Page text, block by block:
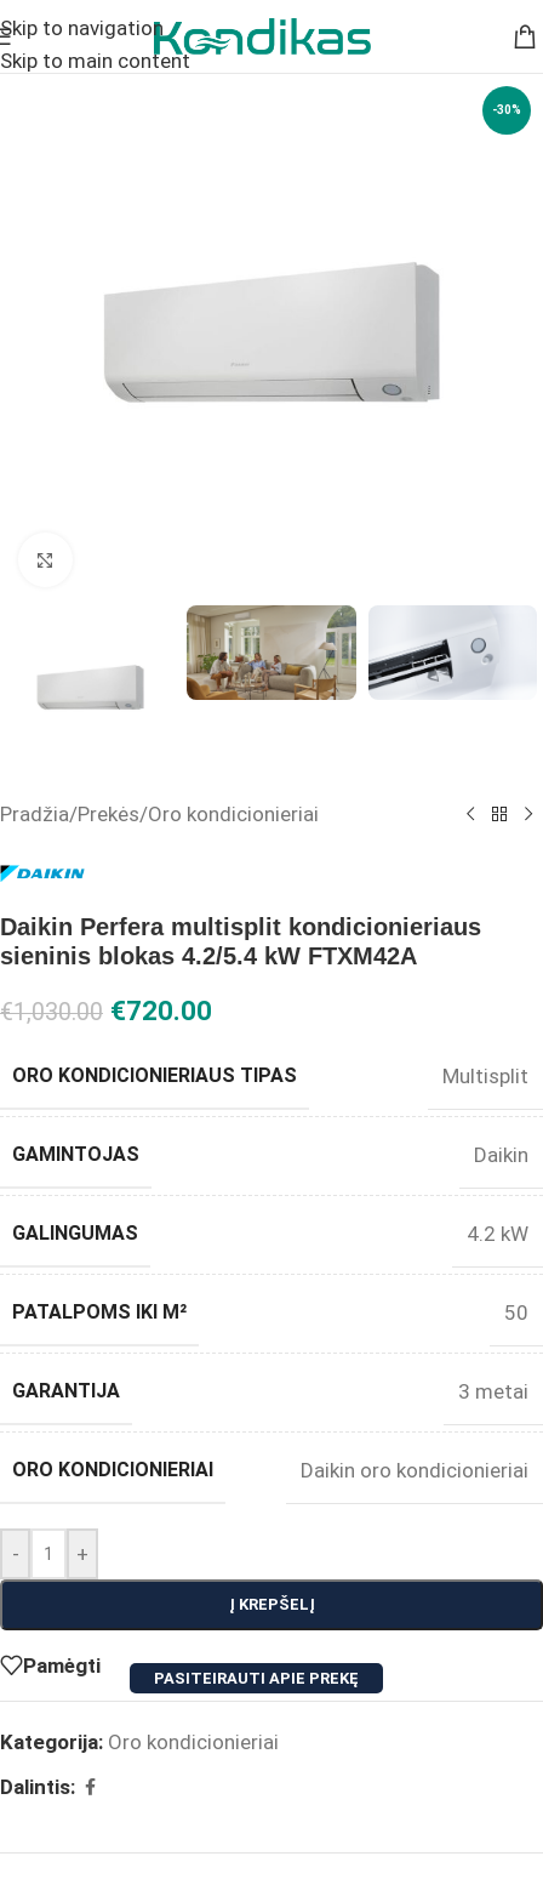
Skip to navigation
Skip to main content
-30%
Pradžia/Prekės/Oro kondicionieriai
Daikin Perfera multisplit kondicionieriaus
sieninis blokas 4.2/5.4 kW FTXM42A
€1,030.00 €720.00
ORO KONDICIONIERIAUS TIPAS Multisplit
GAMINTOJAS Daikin
GALINGUMAS 4.2 kW
PATALPOMS IKI M² 50
GARANTIJA 3 metai
ORO KONDICIONIERIAI Daikin oro kondicionieriai
- +
Į KREPŠELĮ
Pamėgti
PASITEIRAUTI APIE PREKĘ
Kategorija: Oro kondicionieriai
Dalintis: